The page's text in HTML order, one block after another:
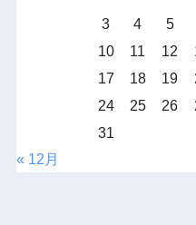
3
4 5
10
11 12
17
18 19
24
25 26
31
« 12月